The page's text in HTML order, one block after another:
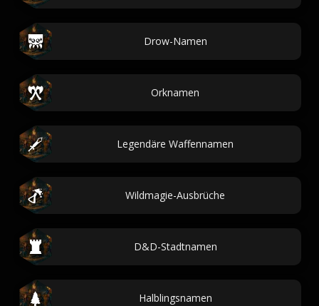
Drow-Namen
Orknamen
Legendäre Waffennamen
Wildmagie-Ausbrüche
D&D-Stadtnamen
Halblingsnamen